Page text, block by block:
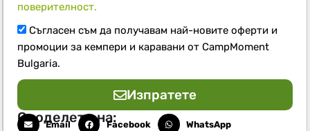
поверителност.
Съгласен съм да получавам най-новите оферти и
промоции за кемпери и каравани от CampMoment
Bulgaria.
Изпратете
Споделете на:
Email Facebook WhatsApp